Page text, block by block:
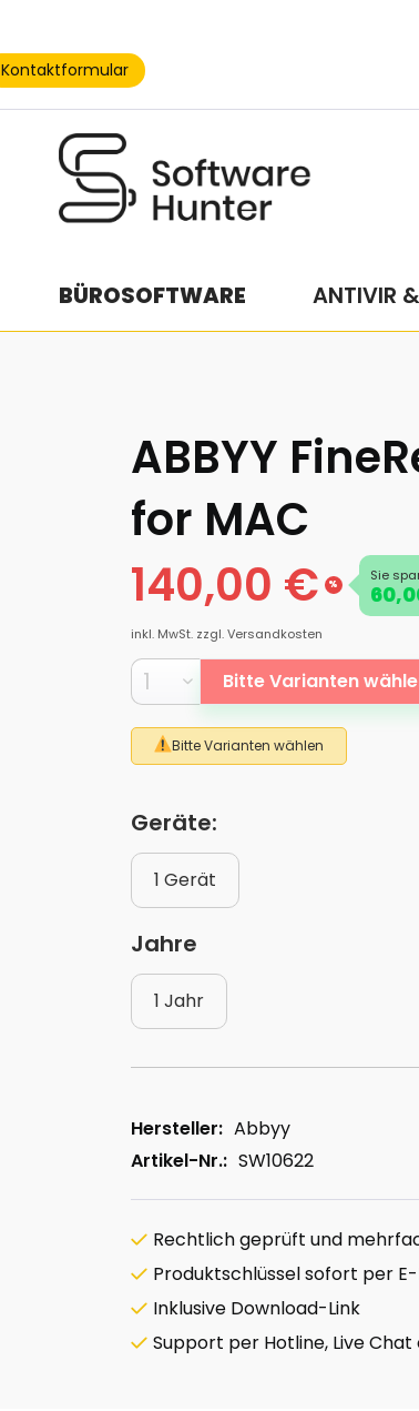
Kontaktformular
BÜROSOFTWARE ANTIVIR
ABBYY
for MAC
140,00 €
%
Sie
inkl. MwSt. zzgl. Versandkosten
Bitte Varianten
Bitte Varianten wählen
Geräte:
1 Gerät
Jahre
1 Jahr
Hersteller: Abbyy
Artikel-Nr.: SW10622
Rechtlich geprüft und
Produktschlüssel sofort per
Inklusive Download-Link
Support per Hotline, Live Chat